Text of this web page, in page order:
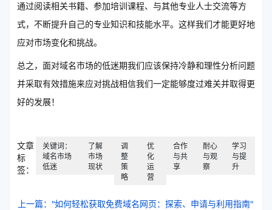
通过阅读相关书籍、参加培训课程、与其他专业人士交流等方
式，不断提升自己的专业知识和技能水平。这样我们才能更好地
应对市场变化和挑战。
总之，面对域名市场的低迷期我们应该保持冷静和理性分析问题
并采取有效措施来应对挑战相信我们一定能够度过难关并取得更
好的发展！
文章
标
签：
关键词：
域名市场
低迷
了解
市场
现状
调
整
策
略
优
化
运
营
合作
与共
享
耐心
与观
察
学习
与提
升
上一篇："如何轻松获取免费域名网页：探索、申请与利用指南"